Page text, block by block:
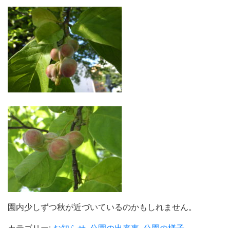
園内少しずつ秋が近づいているのかもしれません。